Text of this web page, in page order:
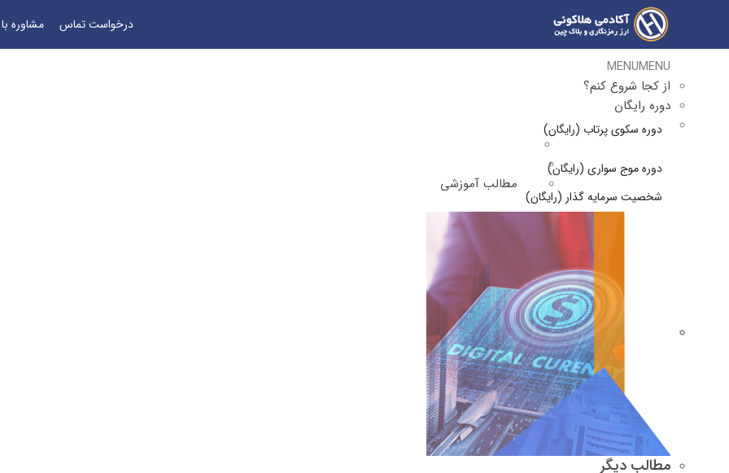
درخواست تماس مشاوره
MENUMENU
از کجا شروع کنم؟
دوره رایگان
دوره سکوی پرتاب (رایگان)
دوره موج سواری (رایگان)
شخصیت سرمایه گذار (رایگان)
مطالب آموزشی
مطالب دیگر